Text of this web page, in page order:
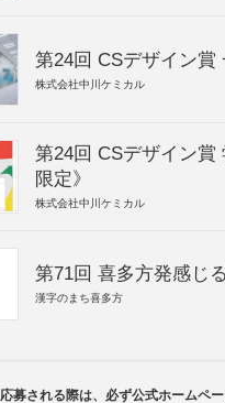
第24回 CSデザイン賞
株式会社中川ケミカル
第24回 CSデザイン賞
限定》
株式会社中川ケミカル
第71回 喜多方発感じ
漢字のまち喜多方
応募される際は、必ず公式ホームペ